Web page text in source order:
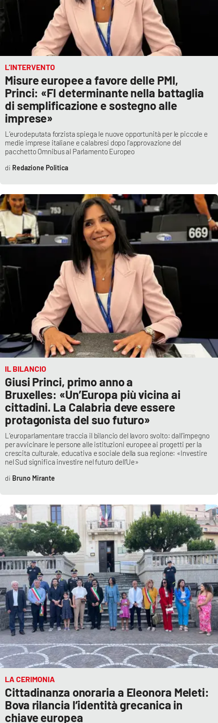
L’INTERVENTO
Misure europee a favore delle PMI,
Princi: «FI determinante nella battaglia
di semplificazione e sostegno alle
imprese»
L’eurodeputata forzista spiega le nuove opportunità per le piccole e
medie imprese italiane e calabresi dopo l’approvazione del
pacchetto Omnibus al Parlamento Europeo
Redazione Politica
IL BILANCIO
Giusi Princi, primo anno a
Bruxelles: «Un’Europa più vicina ai
cittadini. La Calabria deve essere
protagonista del suo futuro»
L’europarlamentare traccia il bilancio del lavoro svolto: dall’impegno
per avvicinare le persone alle istituzioni europee ai progetti per la
crescita culturale, educativa e sociale della sua regione: «Investire
nel Sud significa investire nel futuro dell’Ue»
Bruno Mirante
LA CERIMONIA
Cittadinanza onoraria a Eleonora Meleti:
Bova rilancia l’identità grecanica in
chiave europea